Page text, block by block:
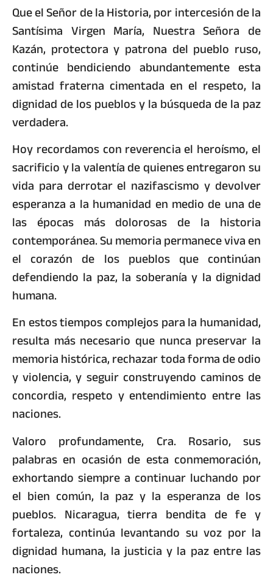
Que el Señor de la Historia, por intercesión de la
Santísima Virgen María, Nuestra Señora de
Kazán, protectora y patrona del pueblo ruso,
continúe bendiciendo abundantemente esta
amistad fraterna cimentada en el respeto, la
dignidad de los pueblos y la búsqueda de la paz
verdadera.
Hoy recordamos con reverencia el heroísmo, el
sacrificio y la valentía de quienes entregaron su
vida para derrotar el nazifascismo y devolver
esperanza a la humanidad en medio de una de
las épocas más dolorosas de la historia
contemporánea. Su memoria permanece viva en
el corazón de los pueblos que continúan
defendiendo la paz, la soberanía y la dignidad
humana.
En estos tiempos complejos para la humanidad,
resulta más necesario que nunca preservar la
memoria histórica, rechazar toda forma de odio
y violencia, y seguir construyendo caminos de
concordia, respeto y entendimiento entre las
naciones.
Valoro profundamente, Cra. Rosario, sus
palabras en ocasión de esta conmemoración,
exhortando siempre a continuar luchando por
el bien común, la paz y la esperanza de los
pueblos. Nicaragua, tierra bendita de fe y
fortaleza, continúa levantando su voz por la
dignidad humana, la justicia y la paz entre las
naciones.